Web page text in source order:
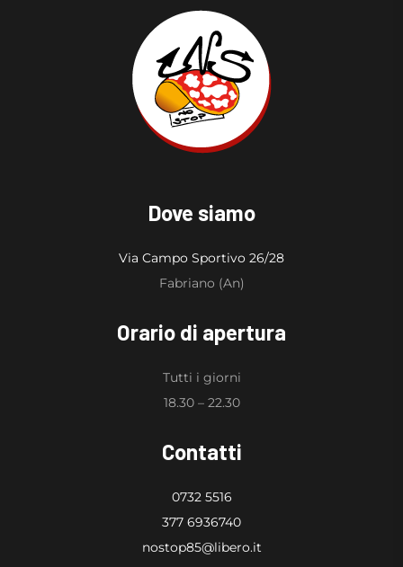
Dove siamo
Via Campo Sportivo 26/28
Fabriano (An)
Orario di apertura
Tutti i giorni
18.30 – 22.30
Contatti
0732 5516
377 6936740
nostop85@libero.it